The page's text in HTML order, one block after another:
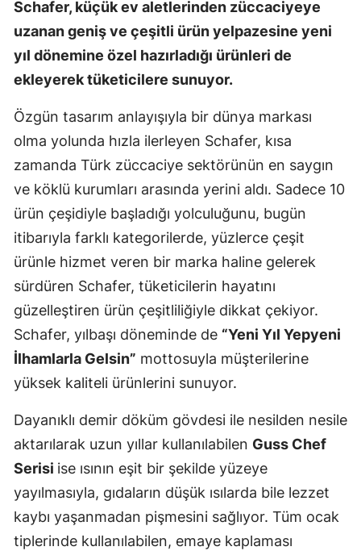
Schafer, küçük ev aletlerinden züccaciyeye
uzanan geniş ve çeşitli ürün yelpazesine yeni
yıl dönemine özel hazırladığı ürünleri de
ekleyerek tüketicilere sunuyor.
Özgün tasarım anlayışıyla bir dünya markası
olma yolunda hızla ilerleyen Schafer, kısa
zamanda Türk züccaciye sektörünün en saygın
ve köklü kurumları arasında yerini aldı. Sadece 10
ürün çeşidiyle başladığı yolculuğunu, bugün
itibarıyla farklı kategorilerde, yüzlerce çeşit
ürünle hizmet veren bir marka haline gelerek
sürdüren Schafer, tüketicilerin hayatını
güzelleştiren ürün çeşitliliğiyle dikkat çekiyor.
Schafer, yılbaşı döneminde de “Yeni Yıl Yepyeni
İlhamlarla Gelsin” mottosuyla müşterilerine
yüksek kaliteli ürünlerini sunuyor.
Dayanıklı demir döküm gövdesi ile nesilden nesile
aktarılarak uzun yıllar kullanılabilen Guss Chef
Serisi ise ısının eşit bir şekilde yüzeye
yayılmasıyla, gıdaların düşük ısılarda bile lezzet
kaybı yaşanmadan pişmesini sağlıyor. Tüm ocak
tiplerinde kullanılabilen, emaye kaplaması